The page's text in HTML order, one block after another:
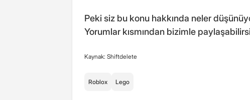
Peki siz bu konu hakkında neler
Yorumlar kısmından bizimle
Kaynak: Shiftdelete
Roblox Lego